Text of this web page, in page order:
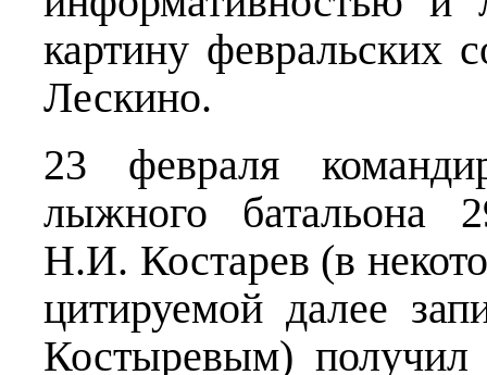
картину февральских
Лескино.
23 февраля
лыжного батальона
Н.И. Костарев (в
цитируемой далее
Костыревым)